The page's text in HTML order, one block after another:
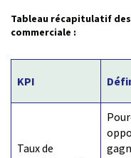
Tableau récapitulatif
commerciale :
KPI
Taux de